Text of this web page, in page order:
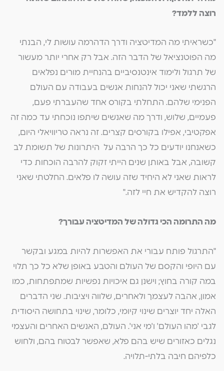
רוצה ללמד?
"כשראיתי מה המדיטציה ודרך הדהרמה עושות לי, הבנתי
מה הפוטנציאל של הדבר הזה. אבל רק אחרי יותר מעשור
של תרגול ולימוד אינטנסיביים בהנחיית מורים נפלאים
הרגשתי שאני יכול להנחות אנשים בעבודה עם העולם
הפנימי שלהם. התחלתי בקורס אחד שהעברתי פעם,
פעמיים, שלוש, ודרך מה שאנשים שיתפו נוכחתי עד כמה זה
אפקטיבי, אפילו בקורסים קצרים. זה נראה טריוויאלי היום,
כשאנחנו יודעים כל כך הרבה על היתרונות של תשומת לב
קשובה, אבל באותן שנים הייתי זקוק להרבה הוכחות כדי
לראות שאני לא היחיד שזה עושה לו פלאים. החלטתי שאני
רוצה להקדיש את חיי לזה."
מה התרומה הכי גדולה של המדיטציה עבורך?
"התרגול פותח עבורי את האפשרות להיות במגע ובקשר
עם היופי והקסם של העולם והטבע באופן שלא כל כך תלוי
במה קורה בחוץ; וישנן גם איכויות נפשיות שמתפתחות, כמו
אמון, אהבה לעצמך ולאחרים, שלווה ויציבות. שני הדברים
האלה יחד יוצרים שינוי קיומי, כלומר, שינוי בתחושה היסודית
לגבי 'מהו העולם' ו'מי אני'. העולם, האנשים האחרים והעצמי
נגלים כאזורים שיש בהם פלא, שאפשר לבטוח בהם, ולחוש
כלפיהם חיבה בלתי-תלויה.